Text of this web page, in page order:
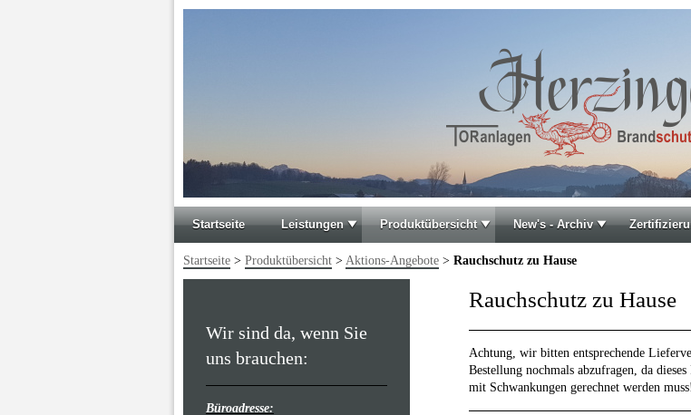
Startseite Leistungen Produktübersicht New's - Archiv
Startseite > Produktübersicht > Aktions-Angebote > Rauchschutz zu Hause
Rauchschutz zu Hause
Achtung, wir bitten entsprechende
Bestellung nochmals abzufragen, da
mit Schwankungen gerechnet werden muss!
Wir sind da, wenn Sie
uns brauchen:
Büroadresse: